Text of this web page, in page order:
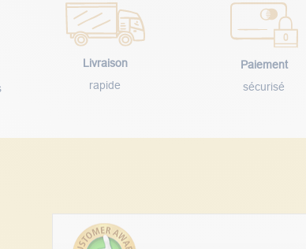
Livraison
rapide
Paiement
sécurisé